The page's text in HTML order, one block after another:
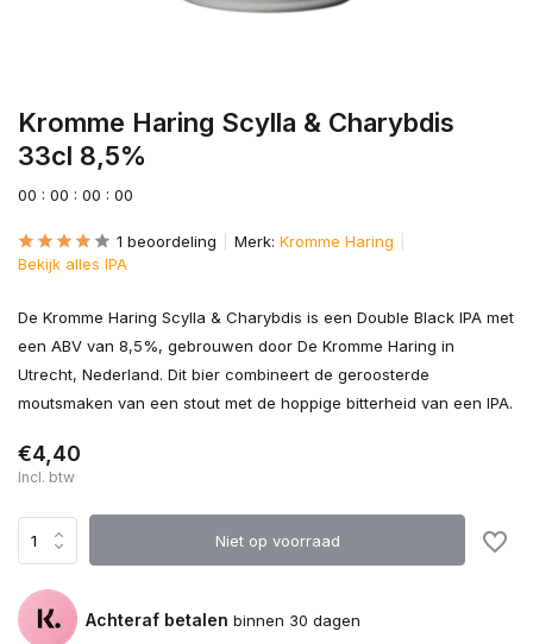
Kromme Haring Scylla & Charybdis
33cl 8,5%
00 : 00 : 00 : 00
1 beoordeling Merk: Kromme Haring
Bekijk alles IPA
De Kromme Haring Scylla & Charybdis is een Double Black IPA met
een ABV van 8,5%, gebrouwen door De Kromme Haring in
Utrecht, Nederland. Dit bier combineert de geroosterde
moutsmaken van een stout met de hoppige bitterheid van een IPA.
€4,40
Incl. btw
Niet op voorraad
Achteraf betalen binnen 30 dagen